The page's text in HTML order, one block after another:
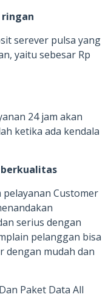
serever pulsa yang
yaitu sebesar Rp
24 jam akan
ketika ada kendala
berkualitas
Customer
serius dengan
pelanggan bisa
mudah dan
Paket Data All